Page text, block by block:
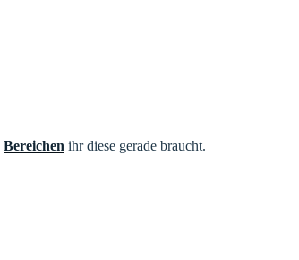
Bereichen ihr diese gerade braucht.